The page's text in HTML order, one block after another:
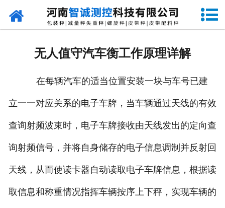
网站首页
设备原理
企业视频
联系我们
无人值守汽车衡工作原理详解
在每辆汽车的适当位置安装一块与车号已建
立一一对应关系的电子车牌，当车辆通过天线的有效
查询射频波束时，电子车牌接收由天线发出的定向查
询射频信号，并将自身储存的电子信息调制并反射回
天线，从而使读卡器自动读取电子车牌信息，根据读
取信息和称重情况指挥车辆按序上下秤，实现车辆的